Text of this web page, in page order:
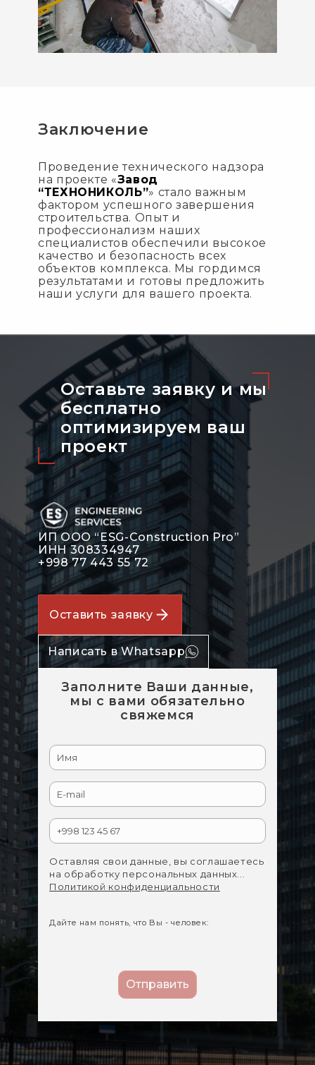
Заключение
Проведение технического надзора
на проекте «Завод
“ТЕХНОНИКОЛЬ”» стало важным
фактором успешного завершения
строительства. Опыт и
профессионализм наших
специалистов обеспечили высокое
качество и безопасность всех
объектов комплекса. Мы гордимся
результатами и готовы предложить
наши услуги для вашего проекта.
Оставьте заявку и мы
бесплатно
оптимизируeм ваш
проект
ИП ООО “ESG-Construction Pro”
ИНН 308334947
+998 77 443 55 72
Оставить заявку
Написать в Whatsapp
Заполните Ваши данные,
мы с вами обязательно
свяжемся
Оставляя свои данные, вы соглашаетесь
на обработку персональных данных...
Политикой конфиденциальности
Дайте нам понять, что Вы - человек: